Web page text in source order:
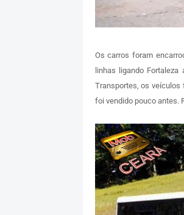
Os carros foram
linhas ligando
Transportes, os veículos
foi vendido pouco antes.